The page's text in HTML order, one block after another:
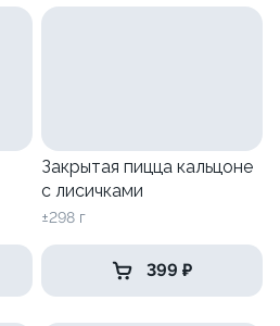
Закрытая пицца кальцоне
с лисичками
±298 г
399 ₽